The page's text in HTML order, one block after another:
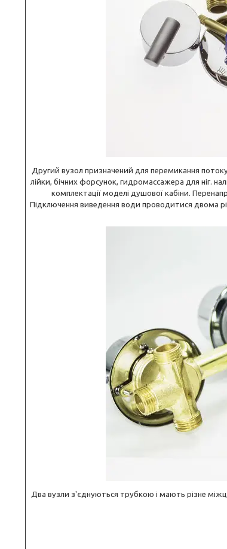
Другий вузол призначений для перемикання
лійки, бічних форсунок, гидромассажера для ніг.
комплектації моделі душової кабіни.
Підключення виведення води проводитися двома
Два вузли з'єднуються трубкою і мають різне